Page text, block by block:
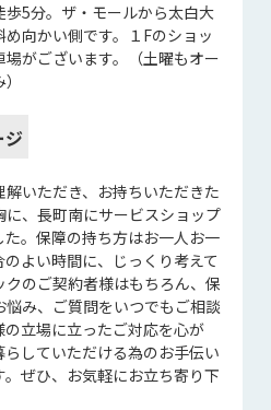
5分。ザ・モールから太白大
向かい側です。１Fのショッ
がございます。（土曜もオー
ジ
解いただき、お持ちいただきた
に、長町南にサービスショップ
。保障の持ち方はお一人お一
よい時間に、じっくり考えて
のご契約者様はもちろん、保
み、ご質問をいつでもご相談
立場に立ったご対応を心が
していただける為のお手伝い
ぜひ、お気軽にお立ち寄り下